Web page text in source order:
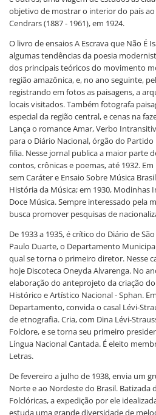
objetivo de mostrar o interior do país
Cendrars (1887 - 1961), em 1924.
O livro de ensaios A Escrava que Não É
algumas tendências da poesia
dos principais teóricos do movimento
região amazônica, e, no ano seguinte,
registrando em fotos as paisagens, a
locais visitados. Também fotografa
especial da região central, e cenas na
Lança o romance Amar, Verbo
para o Diário Nacional, órgão do
filia. Nesse jornal publica a maior parte
contos, crônicas e poemas, até 1932.
sem Caráter e Ensaio Sobre Música
História da Música; em 1930, Modinhas
Doce Música. Sempre interessado pela
busca promover pesquisas de
De 1933 a 1935, é crítico do Diário de
Paulo Duarte, o Departamento
qual se torna o primeiro diretor. Nesse
hoje Discoteca Oneyda Alvarenga. No
elaboração do anteprojeto da criação
Histórico e Artístico Nacional - Sphan.
Departamento, convida o casal Lévi-
de etnografia. Cria, com Dina Lévi-
Folclore, e se torna seu primeiro
Língua Nacional Cantada. É eleito
Letras.
De fevereiro a julho de 1938, envia um
Norte e ao Nordeste do Brasil. Batizada
Folclóricas, a expedição por ele
estuda uma grande diversidade de